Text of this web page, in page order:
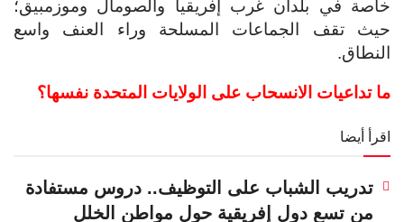
خاصة في بلدان غرب إفريقيا والصومال وموزمبيق؛
حيث تقف الجماعات المسلحة وراء العنف واسع
النطاق.
ما تداعيات الانسحاب على الولايات المتحدة نفسها؟
اقرأ أيضا
تدريب الشباب على التوظيف.. دروس مستفادة
من تسع دول إفريقية حول مواطن الخلل